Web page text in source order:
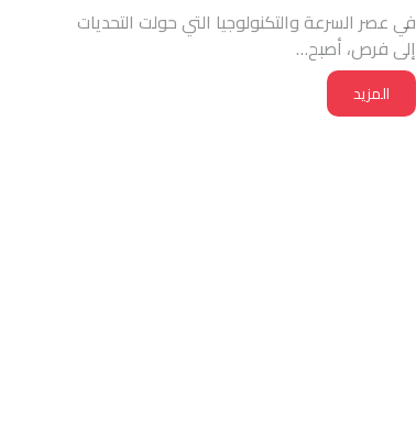
في عصر السرعة والتكنولوجيا التي حولت التحديات
إلى فرص، أصبح…
المزيد